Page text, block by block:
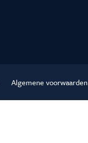
Algemene voorwaarden